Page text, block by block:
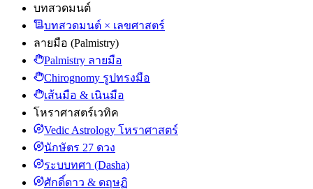
บทสวดมนต์
บทสวดมนต์ × เลขศาสตร์
ลายมือ (Palmistry)
Palmistry ลายมือ
Chirognomy รูปทรงมือ
เส้นมือ & เนินมือ
โหราศาสตร์เวทิค
Vedic Astrology โหราศาสตร์
นักษัตร 27 ดวง
ระบบทศา (Dasha)
ศักดิ์ดาว & ดฤษฏิ